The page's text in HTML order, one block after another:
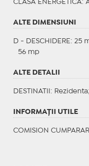
CLASA ENERGETICA:
ALTE DIMENSIUNI
D - DESCHIDERE: 25
56 mp
ALTE DETALII
DESTINATII : Rezidenta;
INFORMAŢII UTILE
COMISION